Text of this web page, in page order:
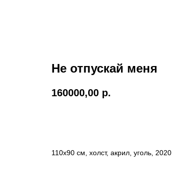
Не отпускай меня
160000,00 р.
110x90 см, холст, акрил, уголь, 2020